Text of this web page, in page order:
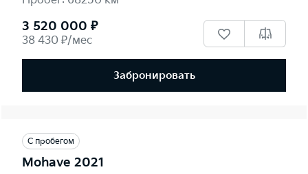
3 520 000 ₽
38 430 ₽/мес
Забронировать
С пробегом
Mohave 2021